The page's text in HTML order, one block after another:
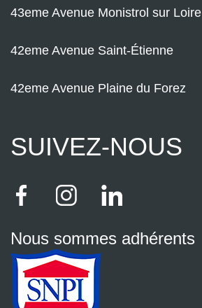
43eme Avenue Monistrol sur Loire
42eme Avenue Saint-Étienne
42eme Avenue Plaine du Forez
SUIVEZ-NOUS
Nous sommes adhérents